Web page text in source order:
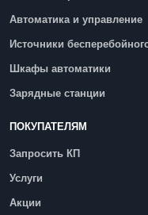
Автоматика и управление
Источники
Шкафы автоматики
Зарядные станции
ПОКУПАТЕЛЯМ
Запросить КП
Услуги
Акции